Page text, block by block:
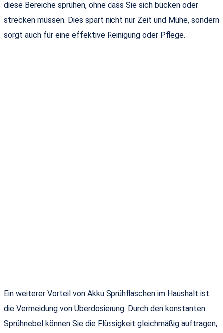
diese Bereiche sprühen, ohne dass Sie sich bücken oder
strecken müssen. Dies spart nicht nur Zeit und Mühe, sondern
sorgt auch für eine effektive Reinigung oder Pflege.
Ein weiterer Vorteil von Akku Sprühflaschen im Haushalt ist
die Vermeidung von Überdosierung. Durch den konstanten
Sprühnebel können Sie die Flüssigkeit gleichmäßig auftragen,